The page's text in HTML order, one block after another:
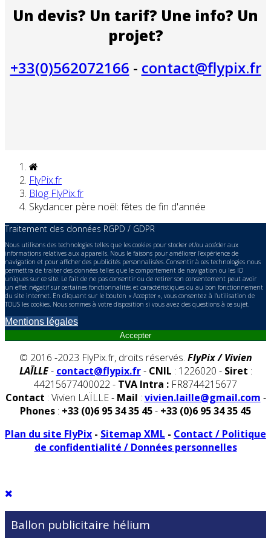
Un devis? Un tarif? Une info? Un
projet?
+33(0)562072166 - contact@flypix.fr
FlyPix.fr
Blog FlyPix.fr
Skydancer père noël: fêtes de fin d'année
Traitement des données RGPD / GDPR
Nous utilisons des technologies telles que les cookies pour stocker et/ou accéder aux
informations relatives aux appareils. Nous le faisons pour améliorer l’expérience de
navigation et pour afficher des publicités personnalisées. Consentir à ces technologies nous
permettra de traiter des données telles que le comportement de navigation ou les ID
uniques sur ce site. Le fait de ne pas consentir ou de retirer son consentement peut avoir
un effet négatif sur certaines fonctionnalités et caractéristiques ou au bon fonctionnement
du site internet. En cliquant sur le bouton « Accepter », vous consentez à l'utilisation de
TOUS les cookies. Nous sommes à votre disposition si vous avez des questions à ce sujet.
Mentions légales
Accepter
© 2016 -2023 FlyPix.fr, droits réservés. FlyPix / Vivien
LAÏLLE - contact@flypix.fr- CNIL : 1226020 - Siret :
44215677400022 - TVA Intra : FR8744215677
Contact : Vivien LAÏLLE - Mail : vivien.laille@gmail.com -
Phones : +33 (0)6 95 34 35 45- +33 (0)6 95 34 35 45
Plan du site FlyPix - Sitemap XML - Contact / Politique
de confidentialité / Données personnelles
Ballon publicitaire hélium